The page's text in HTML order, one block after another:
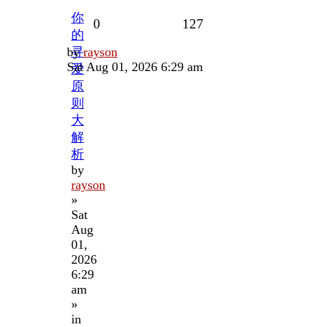
你
的
寻
爱
原
则
大
解
析
by
rayson
»
Sat
Aug
01,
2026
6:29
am
»
in
0 127
Last
post
byrayson
Sat Aug 01, 2026 6:29 am